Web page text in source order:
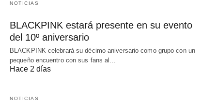
NOTICIAS
BLACKPINK estará presente en su evento
del 10º aniversario
BLACKPINK celebrará su décimo aniversario como grupo con un
pequeño encuentro con sus fans al…
Hace 2 días
NOTICIAS